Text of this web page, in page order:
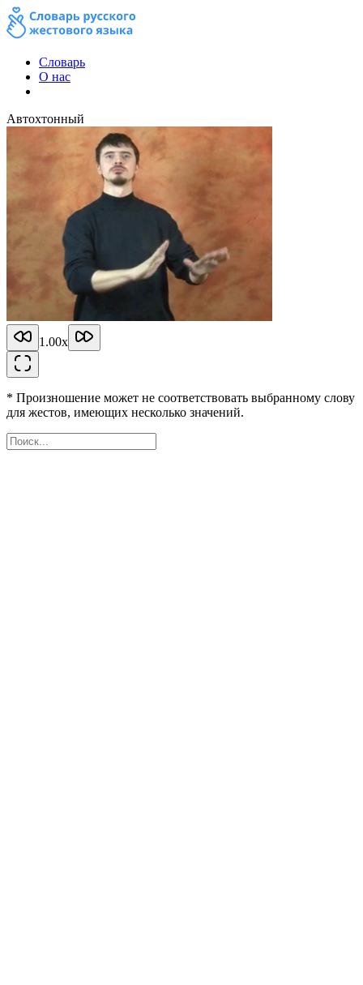
Словарь
О нас
Автохтонный
1.00x
* Произношение может не соответствовать выбранному слову
для жестов, имеющих несколько значений.